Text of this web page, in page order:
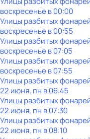
воскресенье в00:00
Улицы разбитых
воскресенье в00:55
Улицы разбитых
воскресенье в07:05
Улицы разбитых
воскресенье в07:55
Улицы разбитых
22 июня, пн в 06:45
Улицы разбитых
22 июня, пн в 07:30
Улицы разбитых
22 июня, пн в 08:10